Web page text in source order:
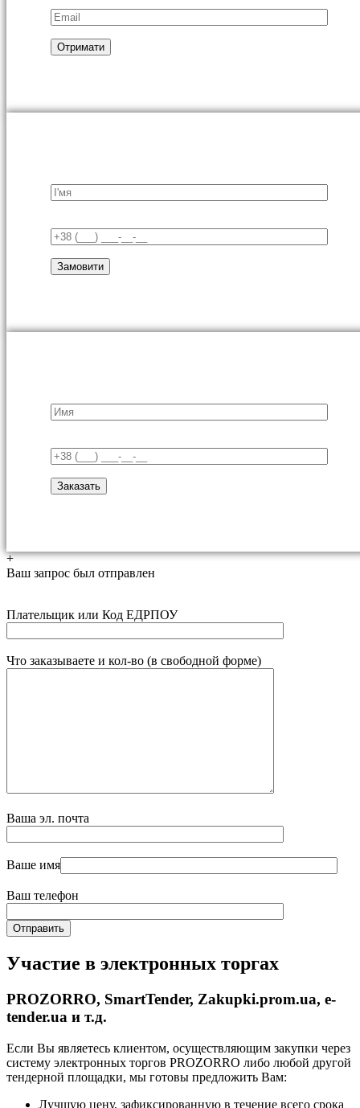
+
Ваш запрос был отправлен
Плательщик или Код ЕДРПОУ
Что заказываете и кол-во (в свободной форме)
Ваша эл. почта
Ваше имя
Ваш телефон
Участие в электронных торгах
PROZORRO, SmartTender, Zakupki.prom.ua, e-
tender.ua и т.д.
Если Вы являетесь клиентом, осуществляющим закупки через
систему электронных торгов PROZORRO либо любой другой
тендерной площадки, мы готовы предложить Вам:
Лучшую цену, зафиксированную в течение всего срока